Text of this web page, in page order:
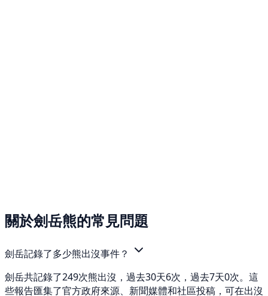
關於劍岳熊的常見問題
劍岳記錄了多少熊出沒事件？
劍岳共記錄了249次熊出沒，過去30天6次，過去7天0次。這
些報告匯集了官方政府來源、新聞媒體和社區投稿，可在出沒